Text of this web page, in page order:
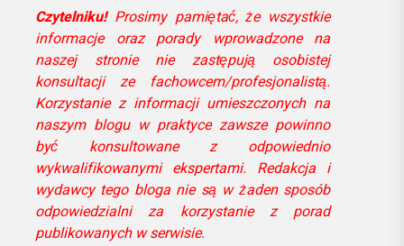
Czytelniku!Prosimy pamiętać, że wszystkie
informacje oraz porady wprowadzone na
naszej stronie nie zastępują osobistej
konsultacji ze fachowcem/profesjonalistą.
Korzystanie z informacji umieszczonych na
naszym blogu w praktyce zawsze powinno
być konsultowane z odpowiednio
wykwalifikowanymi ekspertami. Redakcja i
wydawcy tego bloga nie są w żaden sposób
odpowiedzialni za korzystanie z porad
publikowanych w serwisie.